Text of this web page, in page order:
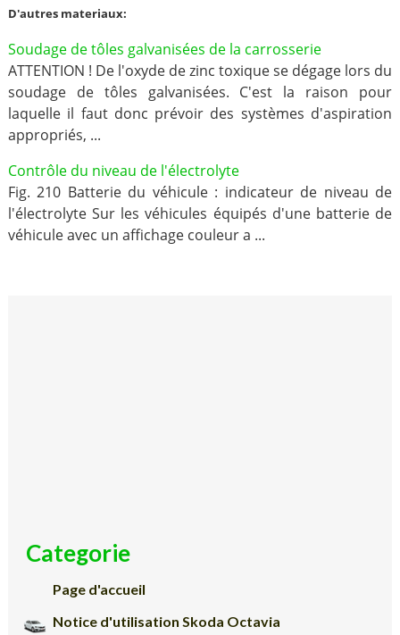
D'autres materiaux:
Soudage de tôles galvanisées de la carrosserie
ATTENTION ! De l'oxyde de zinc toxique se dégage lors du
soudage de tôles galvanisées. C'est la raison pour
laquelle il faut donc prévoir des systèmes d'aspiration
appropriés, ...
Contrôle du niveau de l'électrolyte
Fig. 210 Batterie du véhicule : indicateur de niveau de
l'électrolyte Sur les véhicules équipés d'une batterie de
véhicule avec un affichage couleur a ...
Categorie
Page d'accueil
Notice d'utilisation Skoda Octavia